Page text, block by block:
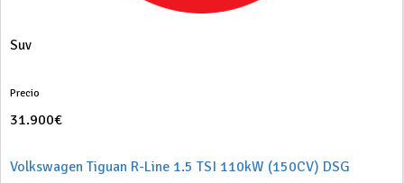
Suv
Precio
31.900€
Volkswagen Tiguan R-Line 1.5 TSI 110kW (150CV) DSG